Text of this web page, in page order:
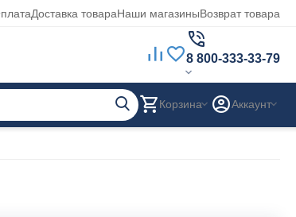
Доставка товараНаши магазиныВозврат товара
8 800-333-33-79
Корзина Аккаунт